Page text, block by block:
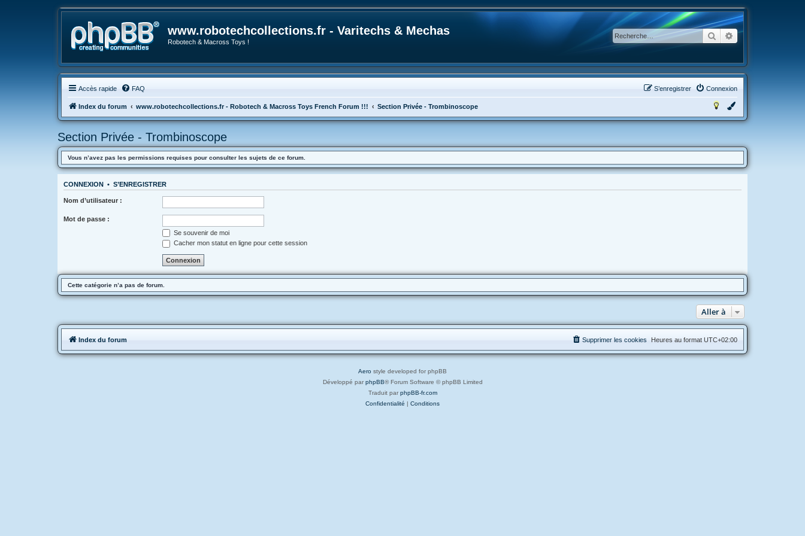
www.robotechcollections.fr - Varitechs & Mechas
Robotech & Macross Toys !
RechercherRecherche avancée
Accès rapide FAQ Connexion
S’enregistrer
Index du forum www.robotechcollections.fr - Robotech & Macross Toys French Forum !!! Section Privée - Trombinoscope
Section Privée - Trombinoscope
Vous n’avez pas les permissions requises pour consulter les sujets de ce forum.
CONNEXION • S’ENREGISTRER
Nom d’utilisateur :
Mot de passe :
Se souvenir de moi
Cacher mon statut en ligne pour cette session
Cette catégorie n’a pas de forum.
Aller à
Index du forum Heures au format UTC+02:00
Supprimer les cookies
Aero style developed for phpBB
Développé par phpBB® Forum Software © phpBB Limited
Traduit par phpBB-fr.com
Confidentialité | Conditions